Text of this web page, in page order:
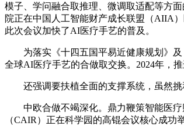
模子、学问融合取推理、微调取适配等方
院正在中国人工智能财产成长联盟（AIIA
此次会议加快了AI医疗手艺的普及。
为落实《十四五国平易近健康规划》及
全球AI医疗手艺的合做取交换。2024年，
还强调要扶植全面的支撑系统，虽然挑
中欧合做不竭深化。鼎力鞭策智能医疗
（CAIR）正在科学园的高锟会议核心成